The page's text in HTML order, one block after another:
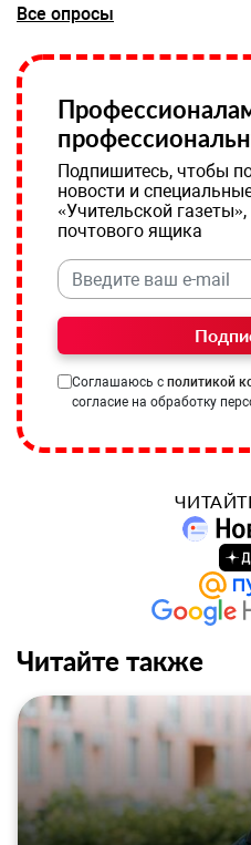
Все опросы
Подпишитесь, чтобы
новости и
«Учительской
почтового ящика
Соглашаюсь с политикой
согласие на обработку
Читайте также